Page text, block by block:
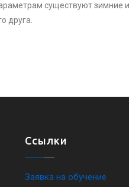
существуют
друга.
Ссылки
Заявка на обучение